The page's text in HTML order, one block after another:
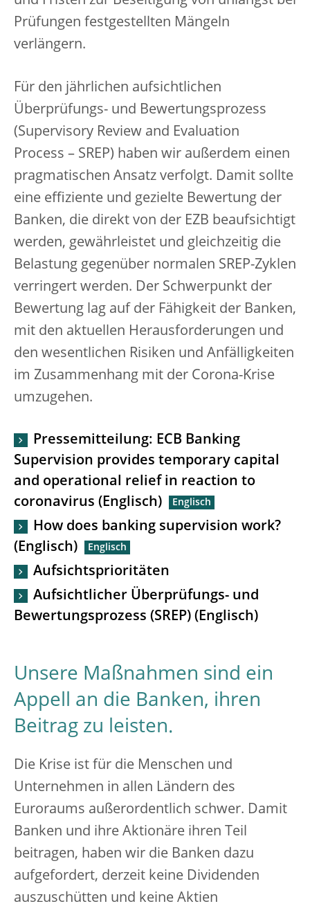
Prüfungen festgestellten Mängeln
verlängern.
Für den jährlichen aufsichtlichen
Überprüfungs- und Bewertungsprozess
(Supervisory Review and Evaluation
Process – SREP) haben wir außerdem einen
pragmatischen Ansatz verfolgt. Damit sollte
eine effiziente und gezielte Bewertung der
Banken, die direkt von der EZB beaufsichtigt
werden, gewährleistet und gleichzeitig die
Belastung gegenüber normalen SREP-Zyklen
verringert werden. Der Schwerpunkt der
Bewertung lag auf der Fähigkeit der Banken,
mit den aktuellen Herausforderungen und
den wesentlichen Risiken und Anfälligkeiten
im Zusammenhang mit der Corona-Krise
umzugehen.
Pressemitteilung: ECB Banking
Supervision provides temporary capital
and operational relief in reaction to
coronavirus (Englisch)
How does banking supervision work?
(Englisch)
Aufsichtsprioritäten
Aufsichtlicher Überprüfungs- und
Bewertungsprozess (SREP) (Englisch)
Unsere Maßnahmen sind ein
Appell an die Banken, ihren
Beitrag zu leisten.
Die Krise ist für die Menschen und
Unternehmen in allen Ländern des
Euroraums außerordentlich schwer. Damit
Banken und ihre Aktionäre ihren Teil
beitragen, haben wir die Banken dazu
aufgefordert, derzeit keine Dividenden
auszuschütten und keine Aktien